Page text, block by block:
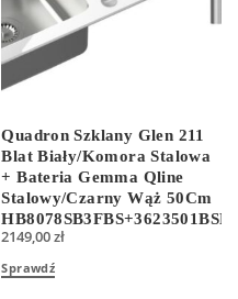
Quadron Szklany Glen 211
Blat Biały/Komora Stalowa
+ Bateria Gemma Qline
Stalowy/Czarny Wąż 50Cm
2149,00zł
Sprawdź